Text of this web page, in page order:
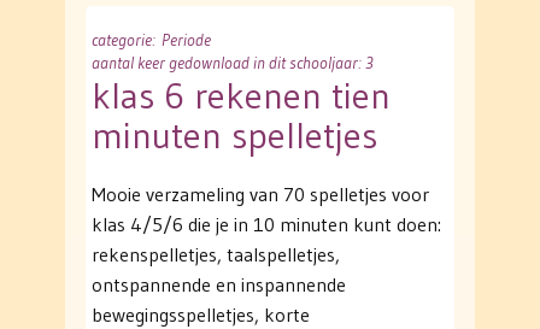
categorie: Periode
aantal keer gedownload in dit schooljaar: 3
klas 6 rekenen tien
minuten spelletjes
Mooie verzameling van 70 spelletjes voor
klas 4/5/6 die je in 10 minuten kunt doen:
rekenspelletjes, taalspelletjes,
ontspannende en inspannende
bewegingsspelletjes, korte